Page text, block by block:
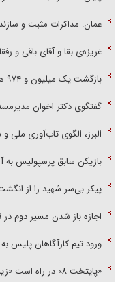
عمان: مذاکرات مثبت و
غریزه‌ی بقا و آقای باقی و رفقا
بازگشت یک میلیون و ۹۷۴ هزار زائر اربعین به کشور
گفتگوی دکتر اخوان
البرز، الگوی تاب‌آوری ملی
بازیکن سابق پرسپولیس به
پیکر بی‌سر شهید را از
اجازه باز شدن مسیر دوم در
ورود تیم کارآگاهان پلیس
«پایتخت ۸» در راه است «زیرخاکی» به نوروز می‌رسد